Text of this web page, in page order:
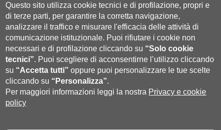
Cookie settings
Segui UNISI
Questo sito utilizza cookie tecnici e di profilazione, propri e
di terze parti, per garantire la corretta navigazione,
analizzare il traffico e misurare l'efficacia delle attività di
comunicazione istituzionale. Puoi rifiutare i cookie non
necessari e di profilazione cliccando su “Solo cookie
tecnici”. Puoi scegliere di acconsentirne l’utilizzo cliccando
su “Accetta tutti” oppure puoi personalizzare le tue scelte
cliccando su “Personalizza”.
Per maggiori informazioni leggi la nostra Privacy e cookie
policy